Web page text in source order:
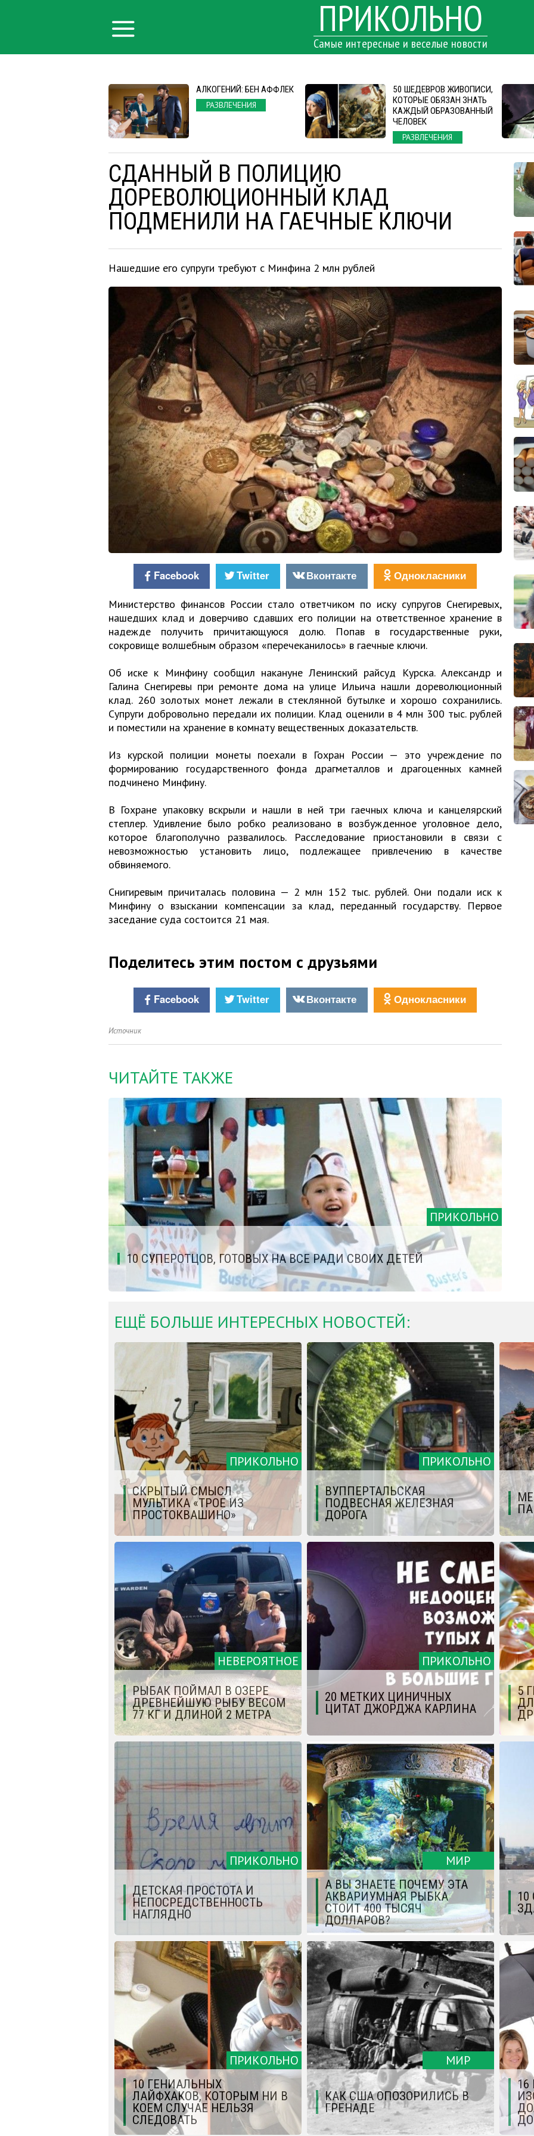
ПРИКОЛЬНО
Самые интересные и веселые новости
АЛКОГЕНИЙ: БЕН АФФЛЕК
РАЗВЛЕЧЕНИЯ
50 ШЕДЕВРОВ ЖИВОПИСИ,
КОТОРЫЕ ОБЯЗАН ЗНАТЬ
КАЖДЫЙ ОБРАЗОВАННЫЙ
ЧЕЛОВЕК
РАЗВЛЕЧЕНИЯ
СДАННЫЙ В ПОЛИЦИЮ
ДОРЕВОЛЮЦИОННЫЙ КЛАД
ПОДМЕНИЛИ НА ГАЕЧНЫЕ КЛЮЧИ
Нашедшие его супруги требуют с Минфина 2 млн рублей
Facebook Twitter Вконтакте Однокласники
Министерство финансов России стало ответчиком по иску супругов Снегиревых,
нашедших клад и доверчиво сдавших его полиции на ответственное хранение в
надежде получить причитающуюся долю. Попав в государственные руки,
сокровище волшебным образом «перечеканилось» в гаечные ключи.
Об иске к Минфину сообщил накануне Ленинский райсуд Курска. Александр и
Галина Снегиревы при ремонте дома на улице Ильича нашли дореволюционный
клад. 260 золотых монет лежали в стеклянной бутылке и хорошо сохранились.
Супруги добровольно передали их полиции. Клад оценили в 4 млн 300 тыс. рублей
и поместили на хранение в комнату вещественных доказательств.
Из курской полиции монеты поехали в Гохран России — это учреждение по
формированию государственного фонда драгметаллов и драгоценных камней
подчинено Минфину.
В Гохране упаковку вскрыли и нашли в ней три гаечных ключа и канцелярский
степлер. Удивление было робко реализовано в возбужденное уголовное дело,
которое благополучно развалилось. Расследование приостановили в связи с
невозможностью установить лицо, подлежащее привлечению в качестве
обвиняемого.
Снигиревым причиталась половина — 2 млн 152 тыс. рублей. Они подали иск к
Минфину о взыскании компенсации за клад, переданный государству. Первое
заседание суда состоится 21 мая.
Поделитесь этим постом с друзьями
Facebook Twitter Вконтакте Однокласники
Источник
ЧИТАЙТЕ ТАКЖЕ
ПРИКОЛЬНО
10 СУПЕРОТЦОВ, ГОТОВЫХ НА ВСЕ РАДИ СВОИХ ДЕТЕЙ
ЕЩЁ БОЛЬШЕ ИНТЕРЕСНЫХ НОВОСТЕЙ:
ПРИКОЛЬНО
СКРЫТЫЙ СМЫСЛ
МУЛЬТИКА «ТРОЕ ИЗ
ПРОСТОКВАШИНО»
ПРИКОЛЬНО
ВУППЕРТАЛЬСКАЯ
ПОДВЕСНАЯ ЖЕЛЕЗНАЯ
ДОРОГА
НЕВЕРОЯТНОЕ
РЫБАК ПОЙМАЛ В ОЗЕРЕ
ДРЕВНЕЙШУЮ РЫБУ ВЕСОМ
77 КГ И ДЛИНОЙ 2 МЕТРА
ПРИКОЛЬНО
20 МЕТКИХ ЦИНИЧНЫХ
ЦИТАТ ДЖОРДЖА КАРЛИНА
5
ПРИКОЛЬНО
ДЕТСКАЯ ПРОСТОТА И
НЕПОСРЕДСТВЕННОСТЬ
НАГЛЯДНО
МИР
А ВЫ ЗНАЕТЕ ПОЧЕМУ ЭТА
АКВАРИУМНАЯ РЫБКА
СТОИТ 400 ТЫСЯЧ
ДОЛЛАРОВ?
ПРИКОЛЬНО
10 ГЕНИАЛЬНЫХ
ЛАЙФХАКОВ, КОТОРЫМ НИ В
КОЕМ СЛУЧАЕ НЕЛЬЗЯ
СЛЕДОВАТЬ
МИР
КАК США ОПОЗОРИЛИСЬ В
ГРЕНАДЕ